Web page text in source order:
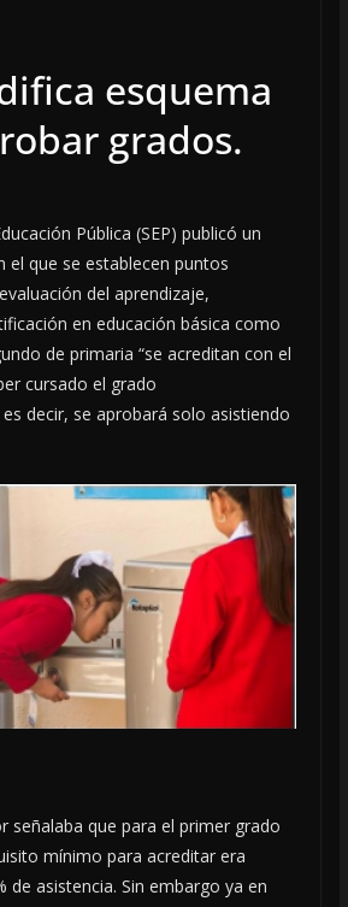
esquema
grados.
Pública (SEP) publicó un
el que se establecen puntos
del aprendizaje,
en educación básica como
de primaria “se acreditan con el
cursado el grado
decir, se aprobará solo asistiendo
señalaba que para el primer grado
mínimo para acreditar era
de asistencia. Sin embargo ya en